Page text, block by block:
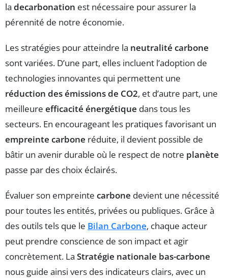
la decarbonation est nécessaire pour assurer la
pérennité de notre économie.
Les stratégies pour atteindre la neutralité carbone
sont variées. D’une part, elles incluent l’adoption de
technologies innovantes qui permettent une
réduction des émissions de CO2, et d’autre part, une
meilleure efficacité énergétique dans tous les
secteurs. En encourageant les pratiques favorisant un
empreinte carbone réduite, il devient possible de
bâtir un avenir durable où le respect de notre planète
passe par des choix éclairés.
Évaluer son empreinte carbone devient une nécessité
pour toutes les entités, privées ou publiques. Grâce à
des outils tels que le Bilan Carbone, chaque acteur
peut prendre conscience de son impact et agir
concrètement. La Stratégie nationale bas-carbone
nous guide ainsi vers des indicateurs clairs, avec un